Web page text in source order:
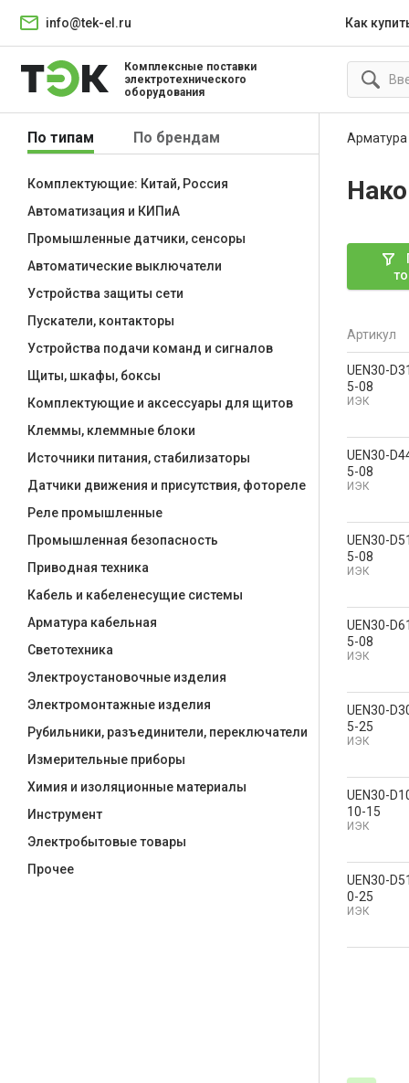
info@tek-el.ru Как
Комплексные поставки
электротехнического
оборудования
Арматура
Артикул
UEN30-
5-08
ИЭК
UEN30-
5-08
ИЭК
UEN30-
5-08
ИЭК
UEN30-
5-08
ИЭК
UEN30-
5-25
ИЭК
UEN30-
10-15
ИЭК
UEN30-
0-25
ИЭК
По типам По брендам
Комплектующие: Китай, Россия
Автоматизация и КИПиА
Промышленные датчики, сенсоры
Автоматические выключатели
Устройства защиты сети
Пускатели, контакторы
Устройства подачи команд и сигналов
Щиты, шкафы, боксы
Комплектующие и аксессуары для щитов
Клеммы, клеммные блоки
Источники питания, стабилизаторы
Датчики движения и присутствия, фотореле
Реле промышленные
Промышленная безопасность
Приводная техника
Кабель и кабеленесущие системы
Арматура кабельная
Светотехника
Электроустановочные изделия
Электромонтажные изделия
Рубильники, разъединители, переключатели
Измерительные приборы
Химия и изоляционные материалы
Инструмент
Электробытовые товары
Прочее